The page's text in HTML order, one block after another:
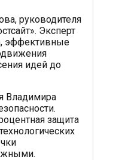
руководителя
Эксперт
эффективные
идей до
Владимира
защита